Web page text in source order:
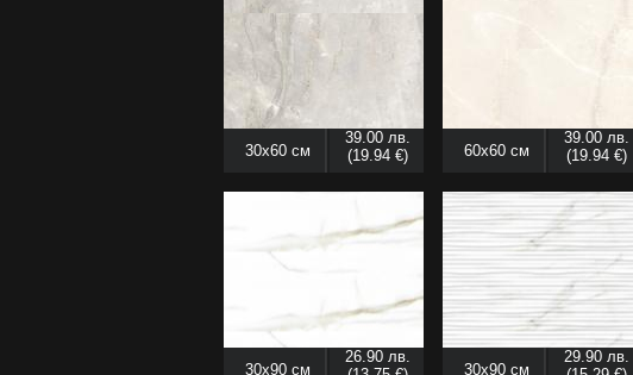
30x60 см
39.00 лв.
(19.94 €)
60x60 см
39.00 лв.
(19.94 €)
30x90 см
26.90 лв.
30x90 см
29.90 лв.